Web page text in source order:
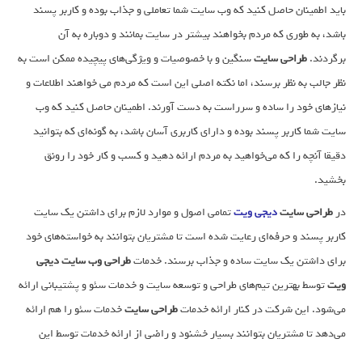
باید اطمینان حاصل کنید که وب سایت شما تعاملی و جذاب بوده و کاربر پسند
باشد، به طوری که مردم بخواهند بیشتر در سایت بمانند و دوباره به آن
برگردند.طراحی سایتسنگین و با خصوصیات و ویژگی‌های پیچیده ممکن است به
نظر جالب به نظر برسند، اما نکته اصلی این است که مردم می خواهند اطلاعات و
نیازهای خود را ساده و سرراست به دست آورند. اطمینان حاصل کنید که وب
سایت شما کاربر پسند بوده و دارای کاربری آسان باشد، به گونه‌ای که بتوانید
دقیقا آنچه را که می‌خواهید به مردم ارائه دهید و کسب و کار خود را رونق
بخشید.
در طراحی سایتدیجی ویتتمامی اصول و موارد لازم برای داشتن یک سایت
کاربر پسند و حرفه‌ای رعایت شده است تا مشتریان بتوانند به خواسته‌های خود
برای داشتن یک سایت ساده و جذاب برسند. خدماتطراحی وب سایت دیجی
ویتتوسط بهترین تیم‌های طراحی و توسعه سایت و خدمات سئو و پشتیبانی ارائه
می‌شود. این شرکت در کنار ارائه خدماتطراحی سایتخدمات سئو را هم ارائه
می‌دهد تا مشتریان بتوانند بسیار خشنود و راضی از ارائه خدمات توسط این